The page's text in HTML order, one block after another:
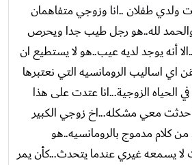
منذ ٥ سنوات ولدي طفلان ..انا وزوجي متفاهمان
لله..هو رجل طيب جدا ويحرص
أنه يوجد لديه عيب..هو لا يستطيع ان
اي اساليب الرومانسيه التي نعتبرها
الزوجية...انا عتدت على هذا
حدثت معي مشكله...اخ زوجي الكبير
كلام مدموج بالرومانسيه..هو
يسمعه غيري عندما يتحدث...كأن يمر